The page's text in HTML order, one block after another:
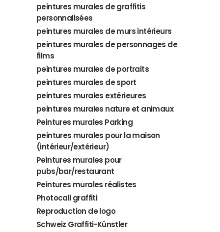
peintures murales de graffitis
personnalisées
peintures murales de murs intérieurs
peintures murales de personnages de
films
peintures murales de portraits
peintures murales de sport
peintures murales extérieures
peintures murales nature et animaux
Peintures murales Parking
peintures murales pour la maison
(intérieur/extérieur)
Peintures murales pour
pubs/bar/restaurant
Peintures murales réalistes
Photocall graffiti
Reproduction de logo
Schweiz Graffiti-Künstler